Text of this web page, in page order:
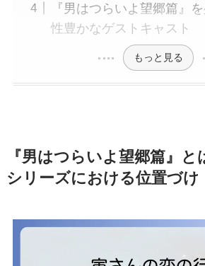
『男はつらいよ望郷篇』
性豊かなゲストキャスト
もっと見る
『男はつらいよ望郷篇』と
シリーズにおける位置づけ